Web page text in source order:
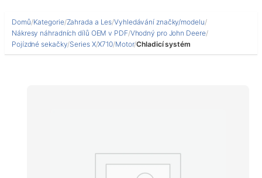
Domů/Kategorie/Zahrada a Les/Vyhledávání značky/modelu/
Nákresy náhradních dílů OEM v PDF/Vhodný pro John Deere/
Pojízdné sekačky/Series X/X710/Motor/Chladicí systém